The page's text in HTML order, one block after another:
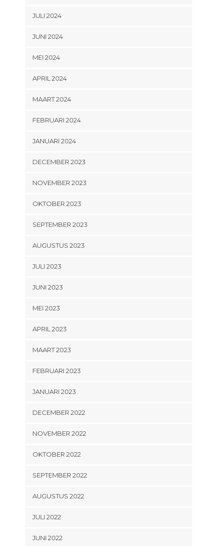
JULI 2024
JUNI 2024
MEI 2024
APRIL 2024
MAART 2024
FEBRUARI 2024
JANUARI 2024
DECEMBER 2023
NOVEMBER 2023
OKTOBER 2023
SEPTEMBER 2023
AUGUSTUS 2023
JULI 2023
JUNI 2023
MEI 2023
APRIL 2023
MAART 2023
FEBRUARI 2023
JANUARI 2023
DECEMBER 2022
NOVEMBER 2022
OKTOBER 2022
SEPTEMBER 2022
AUGUSTUS 2022
JULI 2022
JUNI 2022